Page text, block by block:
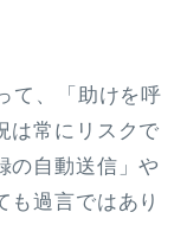
て、「助けを呼
は常にリスクで
の自動送信」や
も過言ではあり